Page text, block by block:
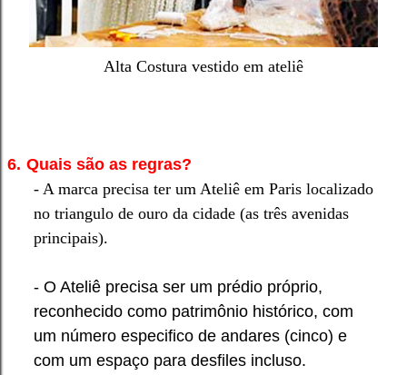
Alta Costura vestido em ateliê
6. Quais são as regras?
- A marca precisa ter um Ateliê em Paris localizado
no triangulo de ouro da cidade (as três avenidas
principais).
- O Ateliê precisa ser um prédio próprio,
reconhecido como patrimônio histórico, com
um número especifico de andares (cinco) e
com um espaço para desfiles incluso.